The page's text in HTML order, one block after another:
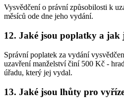
Vysvědčení o právní způsobilosti k
měsíců ode dne jeho vydání.
12. Jaké jsou poplatky a jak
Správní poplatek za vydání
uzavření manželství činí 500 Kč -
úřadu, který jej vydal.
13. Jaké jsou lhůty pro